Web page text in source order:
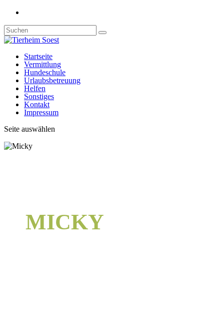
Startseite
Vermittlung
Hundeschule
Urlaubsbetreuung
Helfen
Sonstiges
Kontakt
Impressum
Seite auswählen
MICKY